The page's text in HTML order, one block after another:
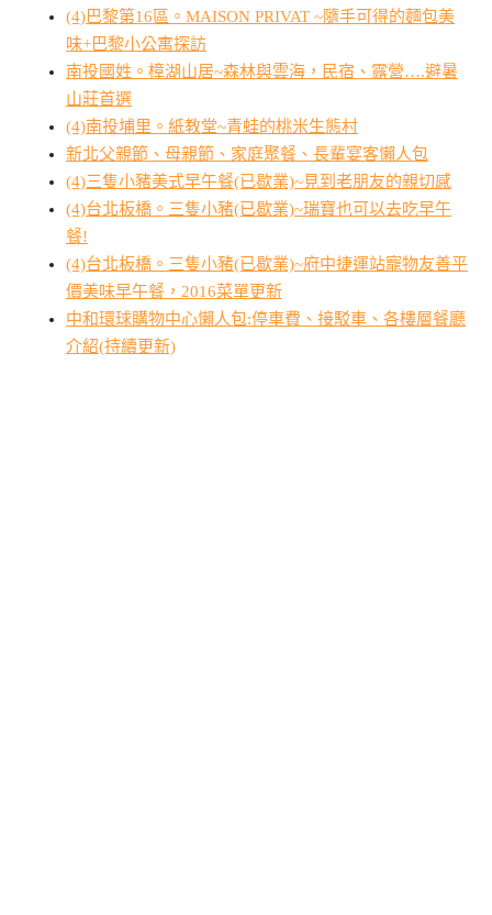
(4)巴黎第16區。MAISON PRIVAT ~隨手可得的麵包美
味+巴黎小公寓探訪
南投國姓。樟湖山居~森林與雲海，民宿、露營….避暑
山莊首選
(4)南投埔里。紙教堂~青蛙的桃米生態村
新北父親節、母親節、家庭聚餐、長輩宴客懶人包
(4)三隻小豬美式早午餐(已歇業)~見到老朋友的親切感
(4)台北板橋。三隻小豬(已歇業)~瑞寶也可以去吃早午
餐!
(4)台北板橋。三隻小豬(已歇業)~府中捷運站寵物友善平
價美味早午餐，2016菜單更新
中和環球購物中心懶人包:停車費、接駁車、各樓層餐廳
介紹(持續更新)